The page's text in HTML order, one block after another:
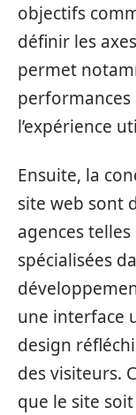
objectifs
définir les
permet
performances
l’expérience
Ensuite, la
site web sont
agences telles
spécialisées
une interface
design
des visiteurs.
que le site